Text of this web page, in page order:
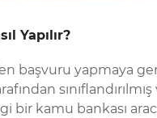
Yapılır?
başvuru yapmaya
kamu bankası